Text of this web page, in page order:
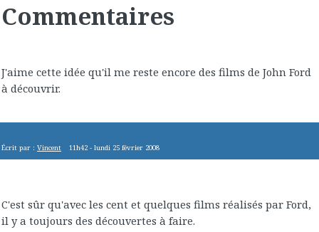
Commentaires
J'aime cette idée qu'il me reste encore des films de John Ford
à découvrir.
Écrit par : Vincent 11h42 -lundi 25 février 2008
C'est sûr qu'avec les cent et quelques films réalisés par Ford,
il y a toujours des découvertes à faire.